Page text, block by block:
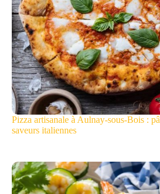
Pizza artisanale à Aulnay-sous-Bois :
saveurs italiennes